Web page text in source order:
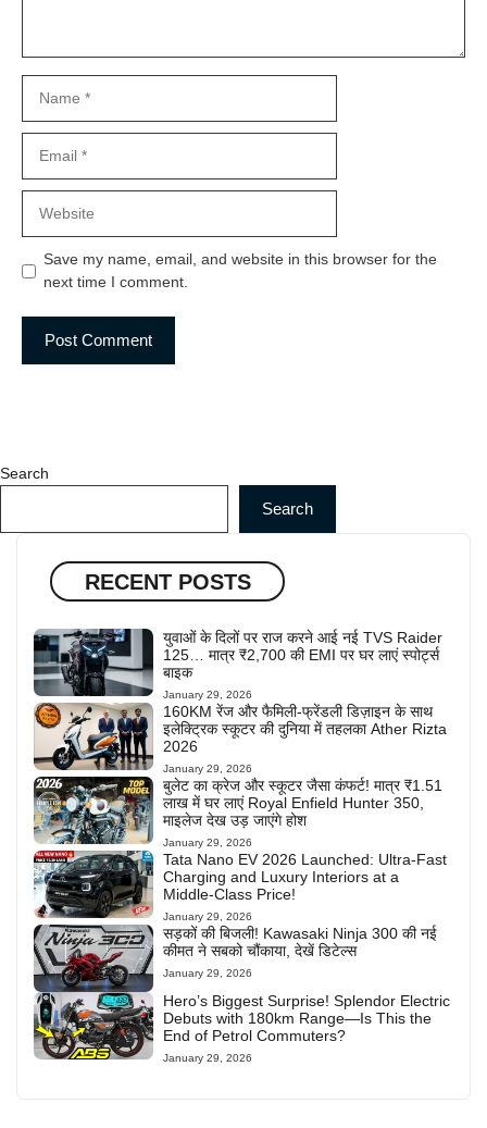
Save my name, email, and website in this browser for the
next time I comment.
Search
Search
RECENT POSTS
युवाओं के दिलों पर राज करने आई नई TVS Raider
125… मात्र ₹2,700 की EMI पर घर लाएं स्पोर्ट्स
बाइक
January 29, 2026
160KM रेंज और फैमिली-फ्रेंडली डिज़ाइन के साथ
इलेक्ट्रिक स्कूटर की दुनिया में तहलका Ather Rizta
2026
January 29, 2026
बुलेट का क्रेज और स्कूटर जैसा कंफर्ट! मात्र ₹1.51
लाख में घर लाएं Royal Enfield Hunter 350,
माइलेज देख उड़ जाएंगे होश
January 29, 2026
Tata Nano EV 2026 Launched: Ultra-Fast
Charging and Luxury Interiors at a
Middle-Class Price!
January 29, 2026
सड़कों की बिजली! Kawasaki Ninja 300 की नई
कीमत ने सबको चौंकाया, देखें डिटेल्स
January 29, 2026
Hero’s Biggest Surprise! Splendor Electric
Debuts with 180km Range—Is This the
End of Petrol Commuters?
January 29, 2026